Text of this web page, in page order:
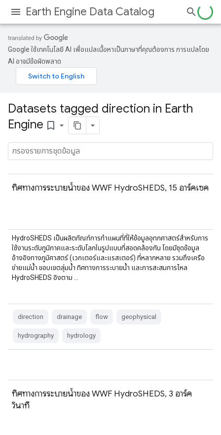
Earth Engine Data Catalog
Google ใช้เทคโนโลยี AI เพื่อแปลเนื้อหาเป็นภาษาที่คุณต้องการ การแปลโดย
AI อาจมีข้อผิดพลาด
Datasets tagged direction in Earth
Engine bookmark_border
ทิศทางการระบายน้ำของ WWF HydroSHEDS, 15 อาร์คเซค
HydroSHEDS เป็นผลิตภัณฑ์การทำแผนที่ที่ให้ข้อมูลอุทกศาสตร์สำหรับการ
ใช้งานระดับภูมิภาคและระดับโลกในรูปแบบที่สอดคล้องกัน โดยมีชุดข้อมูล
อ้างอิงทางภูมิศาสตร์ (เวกเตอร์และแรสเตอร์) ที่หลากหลาย รวมถึงเครือ
ข่ายแม่น้ำ ขอบเขตลุ่มน้ำ ทิศทางการระบายน้ำ และการสะสมการไหล
HydroSHEDS อิงตาม …
direction drainage flow geophysical
hydrography hydrology
ทิศทางการระบายน้ำของ WWF HydroSHEDS, 3 อาร์ค
วินาที